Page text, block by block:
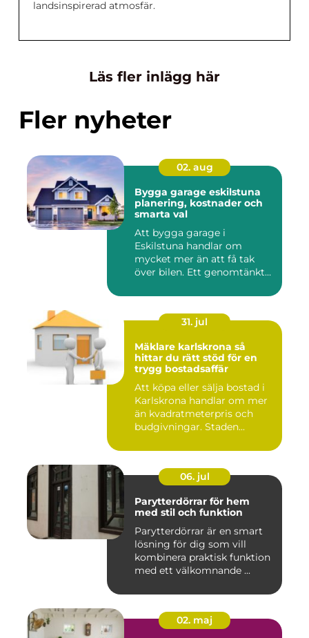
landsinspirerad atmosfär.
Läs fler inlägg här
Fler nyheter
02. aug
Bygga garage eskilstuna
planering, kostnader och
smarta val
Att bygga garage i
Eskilstuna handlar om
mycket mer än att få tak
över bilen. Ett genomtänkt
31. jul
Mäklare karlskrona så
hittar du rätt stöd för en
trygg bostadsaffär
Att köpa eller sälja bostad i
Karlskrona handlar om mer
än kvadratmeterpris och
budgivningar. Staden...
06. jul
Parytterdörrar för hem
med stil och funktion
Parytterdörrar är en smart
lösning för dig som vill
kombinera praktisk funktion
med ett välkomnande ...
02. maj